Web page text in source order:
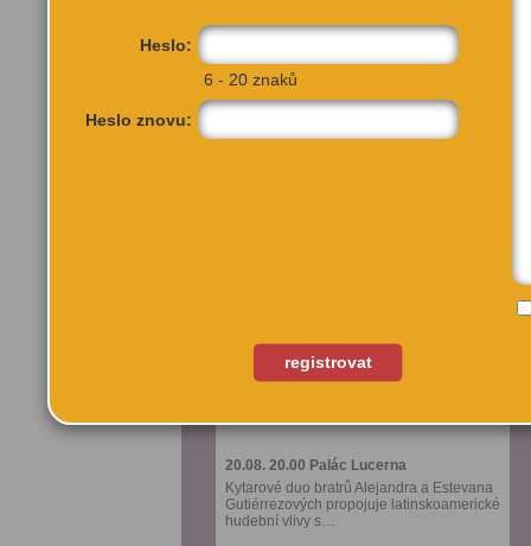
Palác Lucerna
Tel: 224224537
20.08. 20.00 Palác Lucerna
Kytarové duo bratrů Alejandra a Estevana
Gutiérrezových propojuje latinskoamerické
hudební vlivy s…
kalendáře
přihlášené
20.08. 20.00 Palác Lucerna
Kytarové duo bratrů Alejandra a Estevana
Gutiérrezových propojuje latinskoamerické
hudební vlivy s…
kalendáře
přihlášené
Heslo:
6 - 20 znaků
Heslo znovu:
registrovat